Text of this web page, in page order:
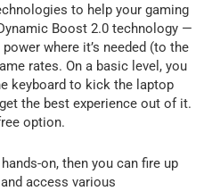
to help your gaming
Boost 2.0 technology —
where it’s needed (to the
rates. On a basic level, you
keyboard to kick the laptop
the best experience out of it.
option.
on, then you can fire up
access various